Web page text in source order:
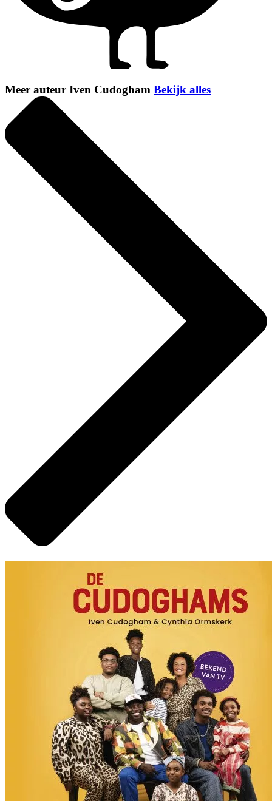
Meer auteur Iven Cudogham Bekijk alles